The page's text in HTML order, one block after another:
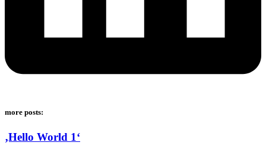
more posts:
‚Hello World 1‘